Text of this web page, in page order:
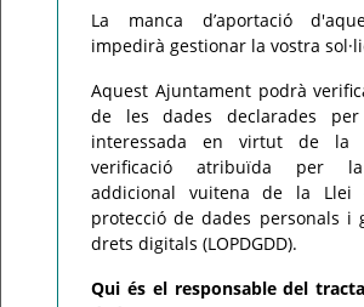
La manca d’aportació
impedirà gestionar la vostra
Aquest Ajuntament podrà
de les dades declarades
interessada en virtut de la
verificació atribuïda per
addicional vuitena de la Llei
protecció de dades personals i
drets digitals (LOPDGDD).
Qui és el responsable del